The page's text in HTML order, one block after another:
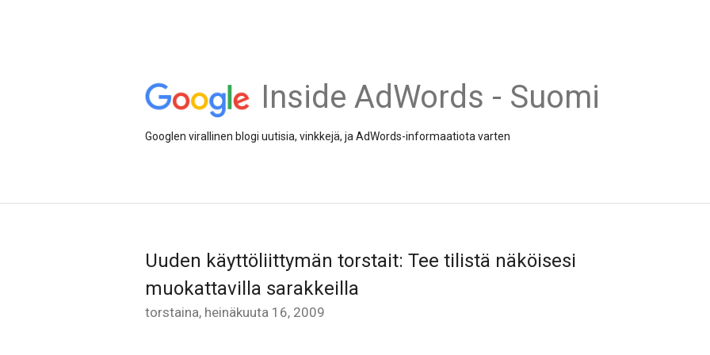
Inside AdWords - Suomi
Googlen virallinen blogi uutisia, vinkkejä, ja AdWords-informaatiota varten
Uuden käyttöliittymän torstait: Tee tilistä näköisesi
muokattavilla sarakkeilla
torstaina, heinäkuuta 16, 2009